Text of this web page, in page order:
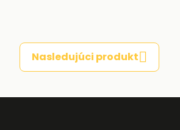
Nasledujúci produkt